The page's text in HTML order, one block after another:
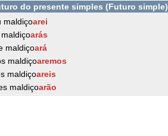
do presente simples (Futuro simple)
maldiçoarei
arás
maldiçoará
maldiçoaremos
maldiçoareis
maldiçoarão